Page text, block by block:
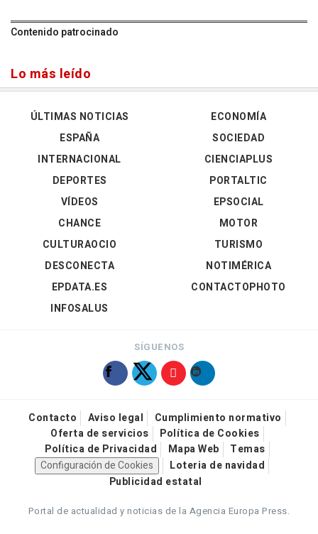
Contenido patrocinado
Lo más leído
ÚLTIMAS NOTICIAS
ESPAÑA
INTERNACIONAL
DEPORTES
VÍDEOS
ECONOMÍA
SOCIEDAD
CIENCIAPLUS
PORTALTIC
EPSOCIAL
CHANCE
CULTURAOCIO
DESCONECTA
EPDATA.ES
INFOSALUS
MOTOR
TURISMO
NOTIMÉRICA
CONTACTOPHOTO
SÍGUENOS
Contacto Aviso legal
Cumplimiento normativo
Oferta de servicios
Política de Cookies
Política de Privacidad
Mapa Web
Temas
Configuración de Cookies
Loteria de navidad
Publicidad estatal
Portal de actualidad y noticias de la Agencia Europa Press.